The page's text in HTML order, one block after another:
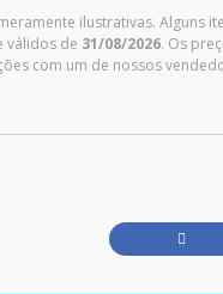
ilustrativas. Alguns
válidos de 31/08/2026. Os
com um de nossos